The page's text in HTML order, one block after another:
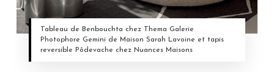
Tableau de Benbouchta chez Thema Galerie
Photophore Gemini de Maison Sarah Lavoine et tapis
reversible Pôdevache chez Nuances Maisons